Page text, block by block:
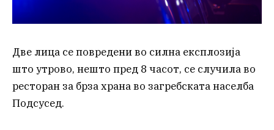
Две лица се повредени во силна експлозија
што утрово, нешто пред 8 часот, се случила во
ресторан за брза храна во загребската населба
Подсусед.